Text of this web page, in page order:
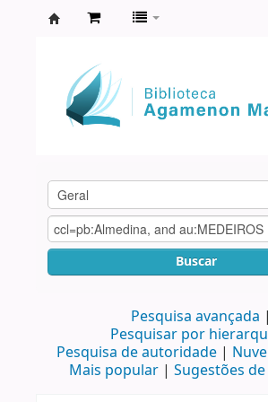
Agamenon
Magalhães
Buscar
Pesquisa avançada
Pesquisar por
Pesquisa de autoridade
Mais popular
Sugestões